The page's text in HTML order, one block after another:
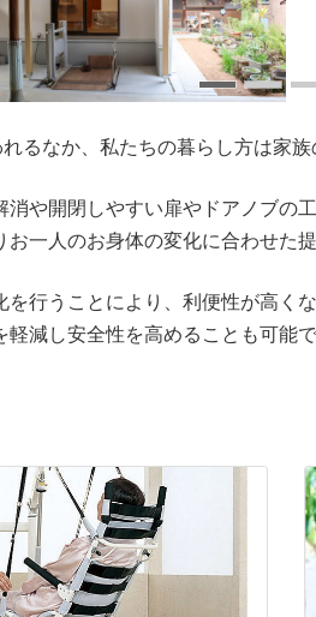
るなか、私たちの暮らし方は家
消や開閉しやすい扉やドアノブの
一人のお身体の変化に合わせた
を行うことにより、利便性が高く
減し安全性を高めることも可能で